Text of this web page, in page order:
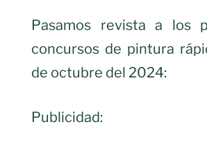
Pasamos revista a los
concursos de pintura
de octubre del 2024:
Publicidad: